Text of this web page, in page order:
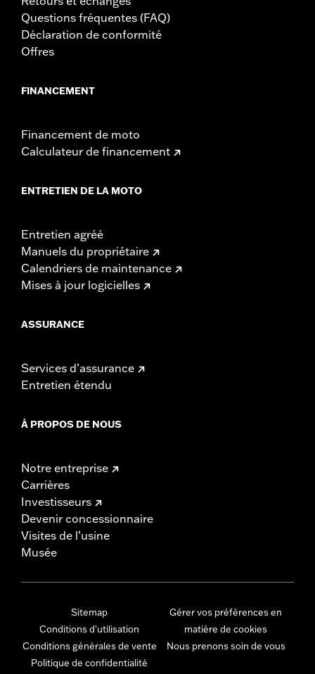
Questions fréquentes (FAQ)
Déclaration de conformité
Offres
FINANCEMENT
Financement de moto
Calculateur de financement
ENTRETIEN DE LA MOTO
Entretien agréé
Manuels du propriétaire
Calendriers de maintenance
Mises à jour logicielles
ASSURANCE
Services d’assurance
Entretien étendu
À PROPOS DE NOUS
Notre entreprise
Carrières
Investisseurs
Devenir concessionnaire
Visites de l’usine
Musée
Sitemap
Conditions d'utilisation
Conditions générales de vente
Politique de confidentialité
Gérer vos préférences en
matière de cookies
Nous prenons soin de vous